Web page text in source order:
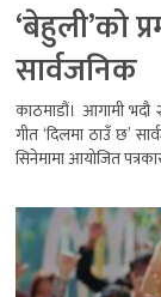
‘बेहुली’को
सार्वजनिक
काठमाडौं। आगामी भदौ
गीत ‘दिलमा ठाउँ छ’
सिनेमामा आयोजित